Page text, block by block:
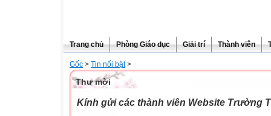
Trang chủ Phòng Giáo dục Giải trí Thành viên
Gốc > Tin nổi bật>
Thư mời
Kính gửi các thành viên Website Trường